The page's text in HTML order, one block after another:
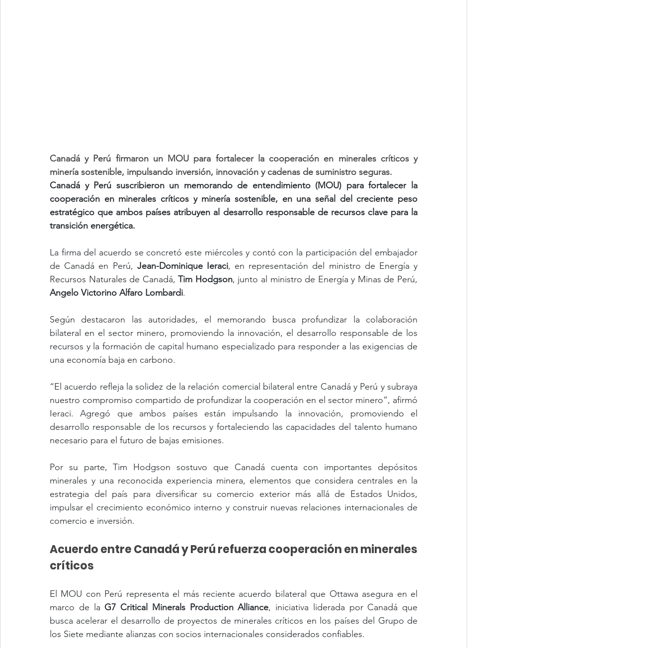
Canadá y Perú firmaron un MOU para fortalecer la cooperación en minerales críticos y
minería sostenible, impulsando inversión, innovación y cadenas de suministro seguras.
Canadá y Perú suscribieron un memorando de entendimiento (MOU) para fortalecer la
cooperación en minerales críticos y minería sostenible, en una señal del creciente peso
estratégico que ambos países atribuyen al desarrollo responsable de recursos clave para la
transición energética.
La firma del acuerdo se concretó este miércoles y contó con la participación del embajador
de Canadá en Perú, Jean-Dominique Ieraci, en representación del ministro de Energía y
Recursos Naturales de Canadá, Tim Hodgson
Angelo Victorino Alfaro Lombardi.
Según destacaron las autoridades, el memorando busca profundizar la colaboración
bilateral en el sector minero, promoviendo la innovación, el desarrollo responsable de los
recursos y la formación de capital humano especializado para responder a las exigencias de
una economía baja en carbono.
“El acuerdo refleja la solidez de la relación comercial bilateral entre Canadá y Perú y subraya
nuestro compromiso compartido de profundizar la cooperación en el sector minero”, afirmó
Ieraci. Agregó que ambos países están impulsando la innovación, promoviendo el
desarrollo responsable de los recursos y fortaleciendo las capacidades del talento humano
necesario para el futuro de bajas emisiones.
Por su parte, Tim Hodgson sostuvo que Canadá cuenta con importantes depósitos
minerales y una reconocida experiencia minera, elementos que considera centrales en la
estrategia del país para diversificar su comercio exterior más allá de Estados Unidos,
impulsar el crecimiento económico interno y construir nuevas relaciones internacionales de
comercio e inversión.
Acuerdo entre Canadá y Perú refuerza cooperación en minerales
críticos
El MOU con Perú representa el más reciente acuerdo bilateral que Ottawa asegura en el
marco de la G7 Critical Minerals Production Alliance, iniciativa liderada por Canadá que
busca acelerar el desarrollo de proyectos de minerales críticos en los países del Grupo de
los Siete mediante alianzas con socios internacionales considerados confiables.